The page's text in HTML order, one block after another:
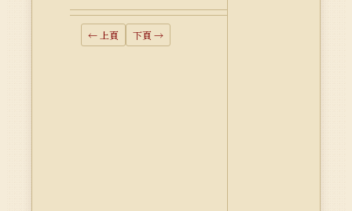
← 上頁 下頁 →